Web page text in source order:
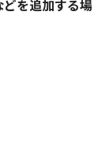
を追加する場